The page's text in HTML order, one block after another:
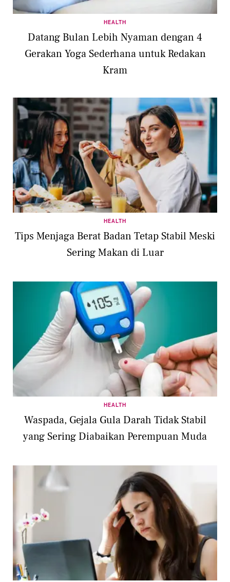
HEALTH
Datang Bulan Lebih Nyaman dengan 4
Gerakan Yoga Sederhana untuk Redakan
Kram
HEALTH
Tips Menjaga Berat Badan Tetap Stabil Meski
Sering Makan di Luar
HEALTH
Waspada, Gejala Gula Darah Tidak Stabil
yang Sering Diabaikan Perempuan Muda